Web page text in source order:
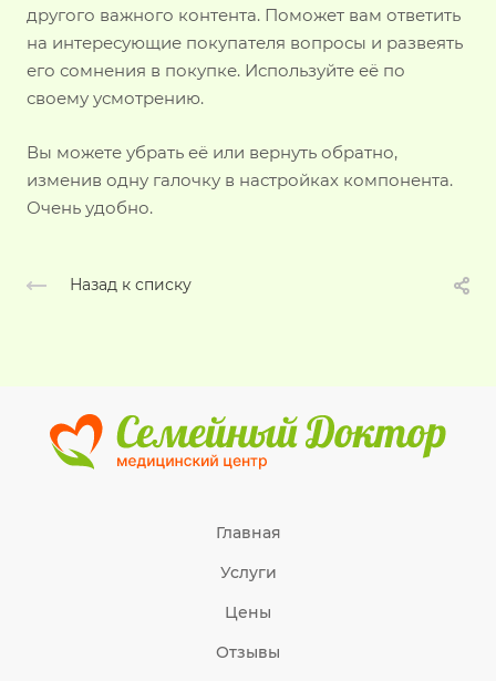
другого важного контента. Поможет вам ответить
на интересующие покупателя вопросы и развеять
его сомнения в покупке. Используйте её по
своему усмотрению.
Вы можете убрать её или вернуть обратно,
изменив одну галочку в настройках компонента.
Очень удобно.
Назад к списку
Главная
Услуги
Цены
Отзывы